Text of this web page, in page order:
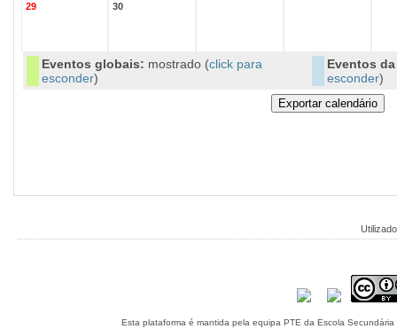
29 30
Eventos globais: mostrado (click para
esconder)
Eventos
esconder)
Esta plataforma é mantida pela equipa PTE da Escola